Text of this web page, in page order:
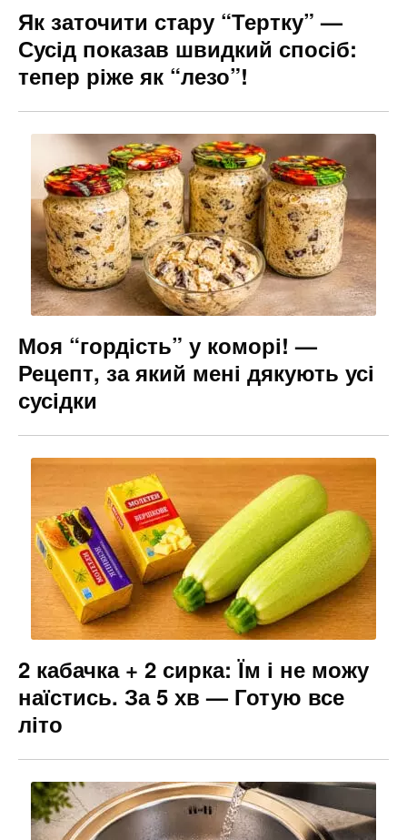
Як заточити стару “Тертку” —
Сусід показав швидкий спосіб:
тепер ріже як “лезо”!
Моя “гордість” у коморі! —
Рецепт, за який мені дякують усі
сусідки
2 кабачка + 2 сирка: Їм і не можу
наїстись. За 5 хв — Готую все
літо